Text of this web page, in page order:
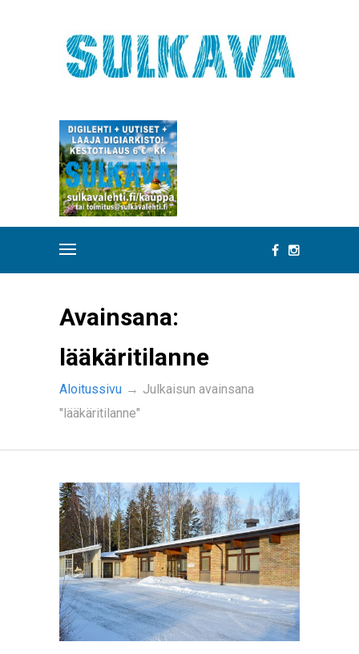
Avainsana:
lääkäritilanne
Aloitussivu → Julkaisun avainsana
"lääkäritilanne"